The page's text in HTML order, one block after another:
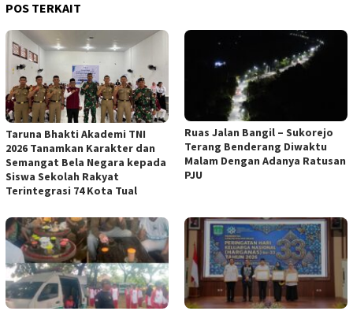
POS TERKAIT
Taruna Bhakti Akademi TNI
2026 Tanamkan Karakter dan
Semangat Bela Negara kepada
Siswa Sekolah Rakyat
Terintegrasi 74 Kota Tual
Ruas Jalan Bangil – Sukorejo
Terang Benderang Diwaktu
Malam Dengan Adanya Ratusan
PJU